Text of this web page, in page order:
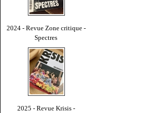
2024 - Revue Zone critique -
Spectres
2025 - Revue Krisis -